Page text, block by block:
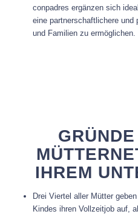
conpadres ergänzen sich
eine partnerschaftlichere und
und Familien zu ermöglichen.
IHREM
Drei Viertel aller Mütter
Kindes ihren Vollzeitjob auf,